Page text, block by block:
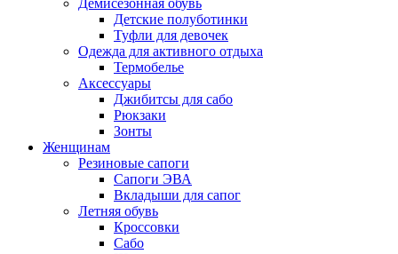
Демисезонная обувь
Детские полуботинки
Туфли для девочек
Одежда для активного отдыха
Термобелье
Аксессуары
Джибитсы для сабо
Рюкзаки
Зонты
Женщинам
Резиновые сапоги
Cапоги ЭВА
Вкладыши для сапог
Летняя обувь
Кроссовки
Сабо